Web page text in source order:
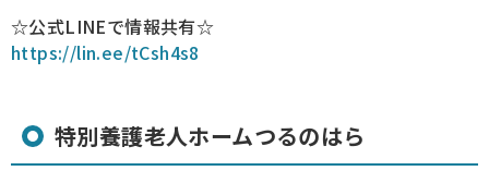
☆公式LINEで情報共有☆
https://lin.ee/tCsh4s8
特別養護老人ホームつるのはら